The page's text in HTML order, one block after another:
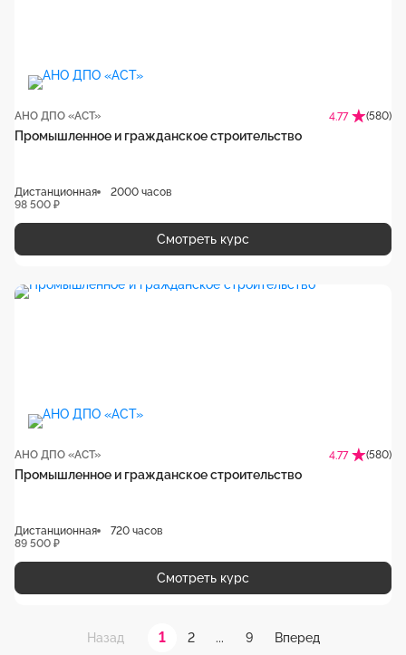
АНО ДПО «АСТ» 4.77 (580)
Промышленное и гражданское строительство
Дистанционная
2000 часов
98 500 ₽
Смотреть курс
АНО ДПО «АСТ» 4.77 (580)
Промышленное и гражданское строительство
Дистанционная
720 часов
89 500 ₽
Смотреть курс
Назад 1 2 ... 9 Вперед